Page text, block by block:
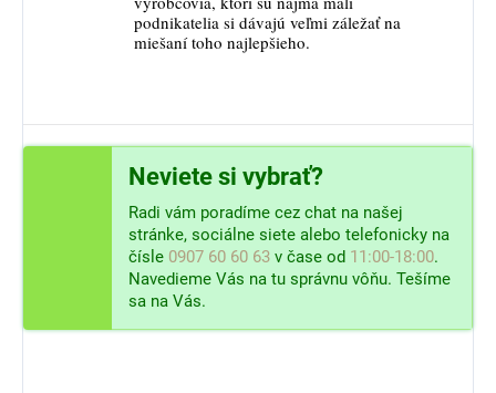
podnikatelia si dávajú veľmi záležať na
miešaní toho najlepšieho.
Neviete si vybrať?
Radi vám poradíme cez chat na našej
stránke, sociálne siete alebo telefonicky na
čísle 0907 60 60 63 v čase od 11:00-18:00.
Navedieme Vás na tu správnu vôňu. Tešíme
sa na Vás.